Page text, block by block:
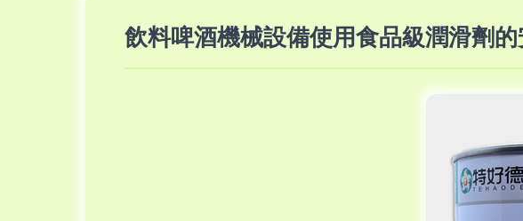
飲料啤酒機械設備使用食品級潤滑劑